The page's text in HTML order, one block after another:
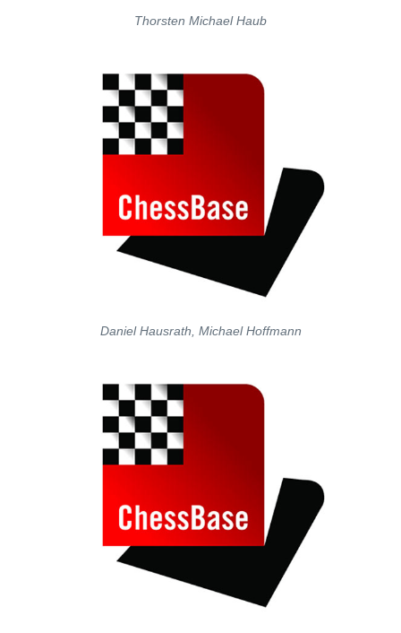
Thorsten Michael Haub
Daniel Hausrath, Michael Hoffmann